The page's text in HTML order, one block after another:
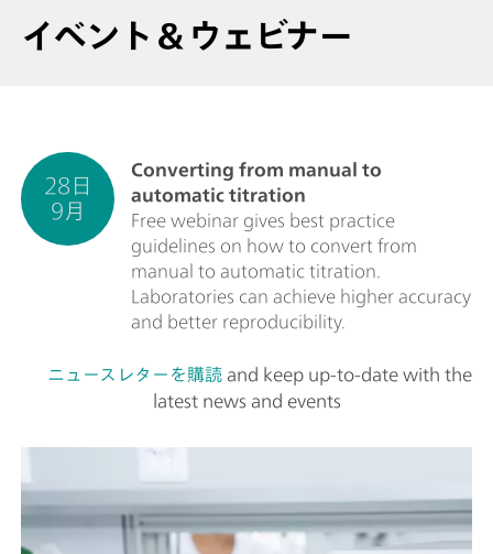
イベント＆ウェビナー
28日
9月
Converting from manual to
automatic titration
Free webinar gives best practice
guidelines on how to convert from
manual to automatic titration.
Laboratories can achieve higher accuracy
and better reproducibility.
ニュースレターを購読 and keep up-to-date with the
latest news and events